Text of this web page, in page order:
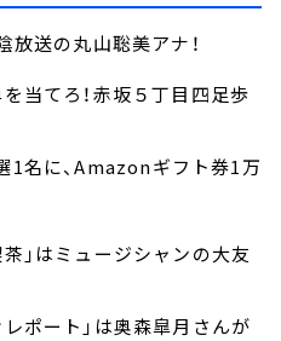
送の丸山聡美アナ！
当てろ！赤坂５丁目四足歩
1名に、Amazonギフト券1万
」はミュージシャンの大友
ポート」は奥森皐月さんが